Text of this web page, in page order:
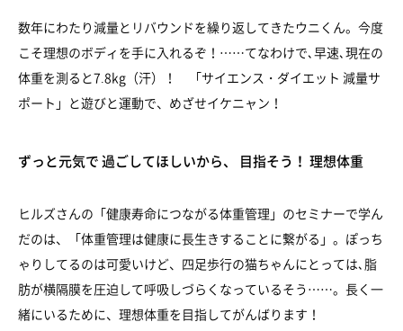
数年にわたり減量とリバウンドを繰り返してきたウニくん。今度
こそ理想のボディを手に入れるぞ！……てなわけで､早速､現在の
体重を測ると7.8kg（汗）！ 「サイエンス・ダイエット 減量サ
ポート」と遊びと運動で、めざせイケニャン！
ずっと元気で 過ごしてほしいから、 目指そう！ 理想体重
ヒルズさんの「健康寿命につながる体重管理」のセミナーで学ん
だのは、「体重管理は健康に長生きすることに繋がる」。ぽっち
ゃりしてるのは可愛いけど、四足歩行の猫ちゃんにとっては､脂
肪が横隔膜を圧迫して呼吸しづらくなっているそう……。長く一
緒にいるために、理想体重を目指してがんばります！